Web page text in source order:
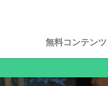
無料コンテンツ